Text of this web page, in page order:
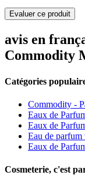
Evaluer ce produit
avis en
Commodity
Catégories
Commodity -
Eaux de
Eaux de
Eau de parfum
Eaux de
Cosmeterie, c'est